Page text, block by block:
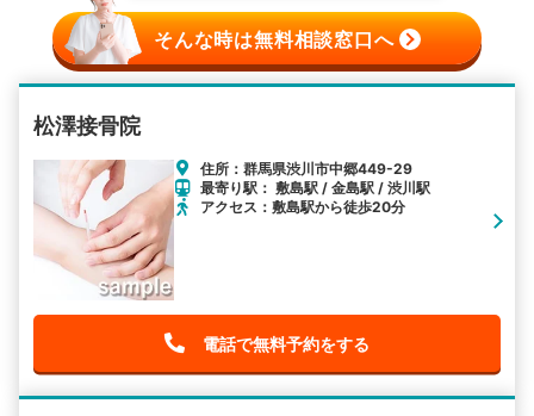
そんな時は無料相談窓口へ
松澤接骨院
住所：群馬県渋川市中郷449-29
最寄り駅： 敷島駅 / 金島駅 / 渋川駅
アクセス：敷島駅から徒歩20分
電話で無料予約をする